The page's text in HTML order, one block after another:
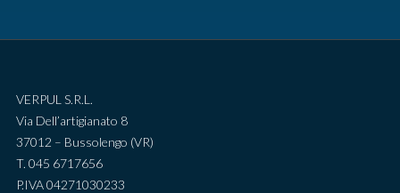
VERPUL S.R.L.
Via Dell’artigianato 8
37012 – Bussolengo (VR)
T. 045 6717656
P.IVA 04271030233